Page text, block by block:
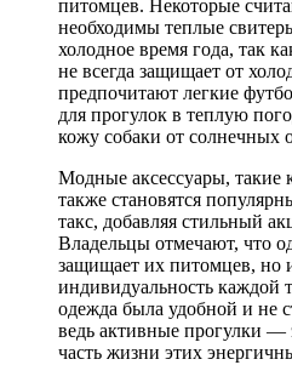
питомцев. Некоторые
необходимы теплые
холодное время года, так
не всегда защищает от
предпочитают легкие
для прогулок в теплую
кожу собаки от солнечных
Модные аксессуары,
также становятся
такс, добавляя стильный
Владельцы отмечают, что
защищает их питомцев, но
индивидуальность каждой
одежда была удобной и не
ведь активные прогулки —
часть жизни этих